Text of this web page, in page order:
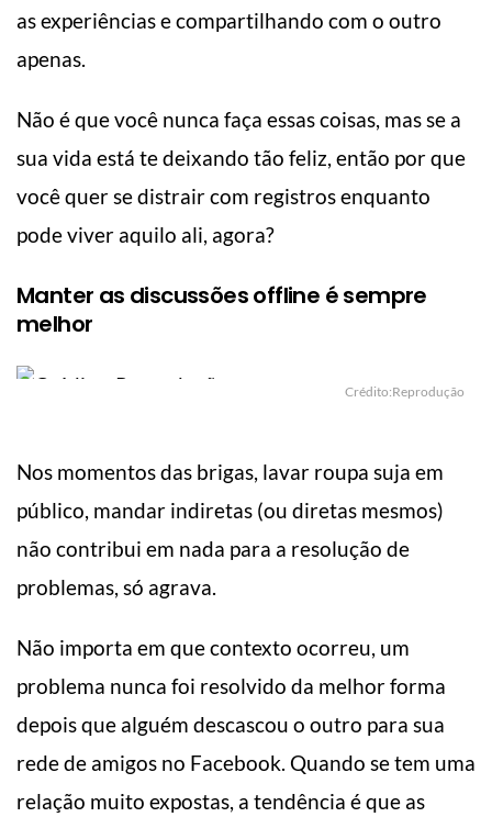
as experiências e compartilhando com o outro
apenas.
Não é que você nunca faça essas coisas, mas se a
sua vida está te deixando tão feliz, então por que
você quer se distrair com registros enquanto
pode viver aquilo ali, agora?
Manter as discussões offline é sempre
melhor
Crédito:Reprodução
Nos momentos das brigas, lavar roupa suja em
público, mandar indiretas (ou diretas mesmos)
não contribui em nada para a resolução de
problemas, só agrava.
Não importa em que contexto ocorreu, um
problema nunca foi resolvido da melhor forma
depois que alguém descascou o outro para sua
rede de amigos no Facebook. Quando se tem uma
relação muito expostas, a tendência é que as